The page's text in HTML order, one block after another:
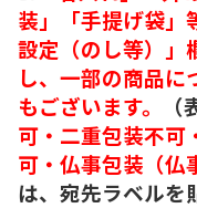
装」「手提げ袋」
設定（のし等）」
し、一部の商品
もございます。
（
可・二重包装不可
可・仏事包装（仏
は、宛先ラベルを